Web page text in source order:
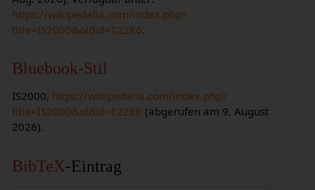
https://wikipedalia.com/index.php?
title=IS2000&oldid=12286.
Bluebook-Stil
IS2000, https://wikipedalia.com/index.php?
title=IS2000&oldid=12286 (abgerufen am 9. August
2026).
BibTeX-Eintrag